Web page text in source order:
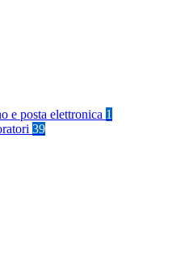
e posta elettronica 1
39